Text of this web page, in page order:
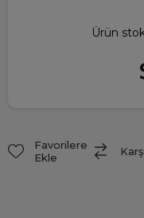
Ürün
Favorilere
Ekle